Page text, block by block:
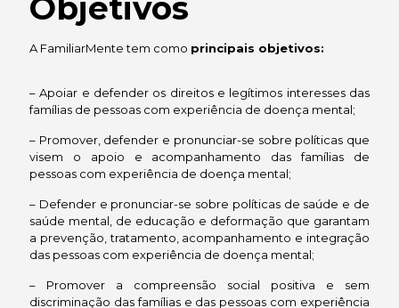
Objetivos
A FamiliarMente tem como principais objetivos:
– Apoiar e defender os direitos e legítimos interesses das
famílias de pessoas com experiência de doença mental;
– Promover, defender e pronunciar-se sobre políticas que
visem o apoio e acompanhamento das famílias de
pessoas com experiência de doença mental;
– Defender e pronunciar-se sobre políticas de saúde e de
saúde mental, de educação e deformação que garantam
a prevenção, tratamento, acompanhamento e integração
das pessoas com experiência de doença mental;
– Promover a compreensão social positiva e sem
discriminação das famílias e das pessoas com experiência